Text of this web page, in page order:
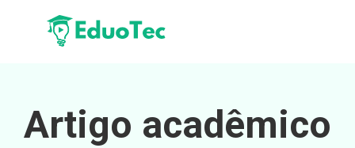
Artigo acadêmico